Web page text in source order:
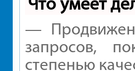
—
запросов,
степенью